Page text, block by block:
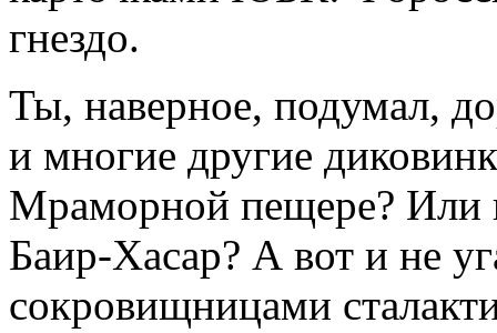
гнездо.
Ты, наверное, подумал,
и многие другие
Мраморной пещере? Или
Баир-Хасар? А вот и не
сокровищницами